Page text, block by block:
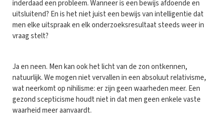
inderdaad een probleem. Wanneer is een bewijs afdoende en
uitsluitend? En is het niet juist een bewijs van intelligentie dat
men elke uitspraak en elk onderzoeksresultaat steeds weer in
vraag stelt?
Ja en neen. Men kan ook het licht van de zon ontkennen,
natuurlijk. We mogen niet vervallen in een absoluut relativisme,
wat neerkomt op nihilisme: er zijn geen waarheden meer. Een
gezond scepticisme houdt niet in dat men geen enkele vaste
waarheid meer aanvaardt.